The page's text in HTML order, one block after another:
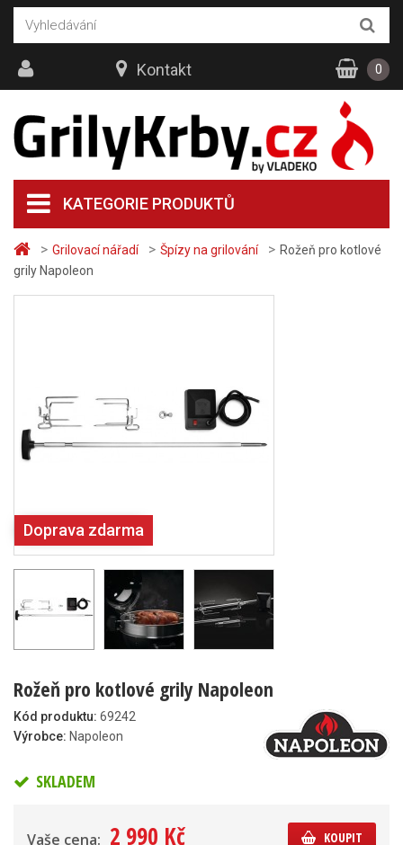
> Grilovací nářadí > Špízy na grilování > Rožeň pro kotlové
grily Napoleon
Doprava zdarma
Rožeň pro kotlové grily Napoleon
Kód produktu: 69242
Výrobce: Napoleon
SKLADEM
Vaše cena: 2 990 Kč KOUPIT
KATEGORIE PRODUKTŮ
Kontakt 0